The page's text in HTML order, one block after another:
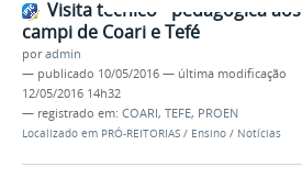
Visita técnico - pedagógica aos
campi de Coari e Tefé
poradmin
— publicado 10/05/2016 — última modificação
12/05/2016 14h32
— registrado em: COARI, TEFE, PROEN
Localizado em PRÓ-REITORIAS / Ensino / Notícias